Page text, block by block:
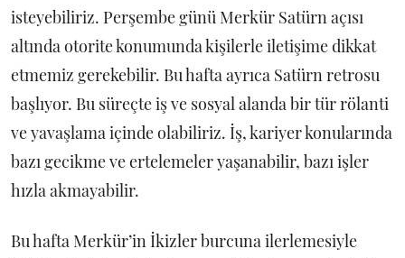
isteyebiliriz. Perşembe günü Merkür Satürn açısı
altında otorite konumunda kişilerle iletişime dikkat
etmemiz gerekebilir. Bu hafta ayrıca Satürn retrosu
başlıyor. Bu süreçte iş ve sosyal alanda bir tür rölanti
ve yavaşlama içinde olabiliriz. İş, kariyer konularında
bazı gecikme ve ertelemeler yaşanabilir, bazı işler
hızla akmayabilir.
Bu hafta Merkür’in İkizler burcuna ilerlemesiyle